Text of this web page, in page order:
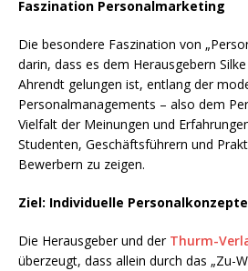
Faszination Personalmarketing
Die besondere Faszination von
darin, dass es dem Herausgebern
Ahrendt gelungen ist, entlang der
Personalmanagements – also dem
Vielfalt der Meinungen und
Studenten, Geschäftsführern und
Bewerbern zu zeigen.
Ziel: Individuelle
Die Herausgeber und der Thurm-
überzeugt, dass allein durch das „Zu-